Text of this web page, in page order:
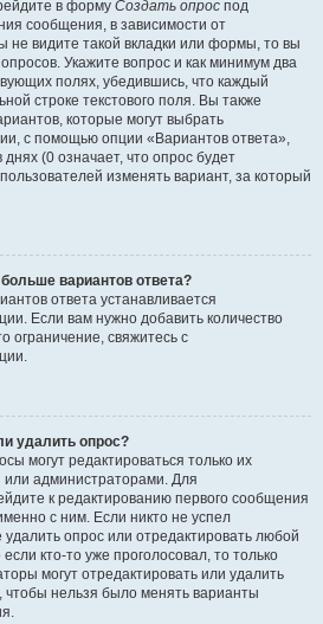
в форму Создать опрос под
сообщения, в зависимости от
не видите такой вкладки или формы, то вы
Укажите вопрос и как минимум два
полях, убедившись, что каждый
строке текстового поля. Вы также
которые могут выбрать
с помощью опции «Вариантов ответа»,
(0 означает, что опрос будет
изменять вариант, за который
вариантов ответа?
ответа устанавливается
Если вам нужно добавить количество
свяжитесь с
удалить опрос?
могут редактироваться только их
администраторами. Для
к редактированию первого сообщения
с ним. Если никто не успел
опрос или отредактировать любой
кто-то уже проголосовал, то только
могут отредактировать или удалить
чтобы нельзя было менять варианты